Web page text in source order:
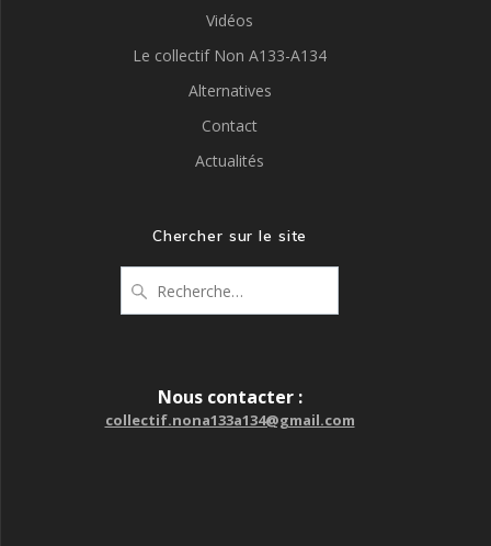
Vidéos
Le collectif Non A133-A134
Alternatives
Contact
Actualités
Chercher sur le site
pour
Nous contacter :
collectif.nona133a134@gmail.com